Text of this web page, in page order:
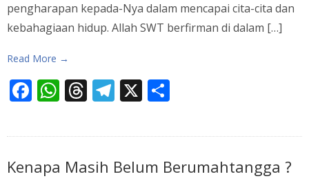
pengharapan kepada-Nya dalam mencapai cita-cita dan
kebahagiaan hidup. Allah SWT berfirman di dalam […]
Read More →
Facebook
WhatsApp
Threads
Telegram
X
Kenapa Masih Belum Berumahtangga ?